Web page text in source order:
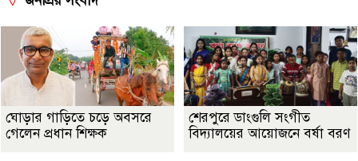
ঘোড়ার গাড়িতে চড়ে অবসরে
গেলেন প্রধান শিক্ষক
শেরপুরে ডাংগুলি সংগীত
বিদ্যালয়ের আয়োজনে বর্ষা বরণ